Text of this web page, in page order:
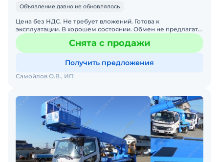
Объявление давно не обновлялось
Цена без НДС. Не требует вложений. Готова к
эксплуатации. В хорошем состоянии. Обмен не предлагать!
Зарегистрирован на физ. лицо.
Снята с продажи
Получить предложения
Самойлов О.В., ИП